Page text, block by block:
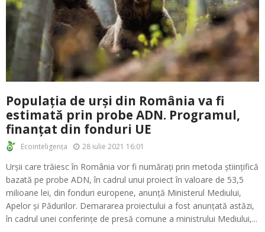
Populația de urși din România va fi
estimată prin probe ADN. Programul,
finanțat din fonduri UE
Ecointeligența 28 iulie 2021 16:01
Urșii care trăiesc în România vor fi numărați prin metoda științifică
bazată pe probe ADN, în cadrul unui proiect în valoare de 53,5
milioane lei, din fonduri europene, anunță Ministerul Mediului,
Apelor și Pădurilor. Demararea proiectului a fost anunțată astăzi,
în cadrul unei conferințe de presă comune a ministrului Mediului,...